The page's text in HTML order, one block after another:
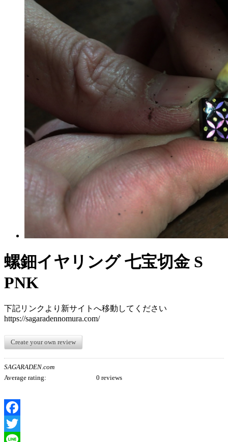
螺鈿イヤリング 七宝切金 S
PNK
下記リンクより新サイトへ移動してください
https://sagaradennomura.com/
Create your own review
SAGARADEN.com
Average rating:
0 reviews
Facebook
Twitter